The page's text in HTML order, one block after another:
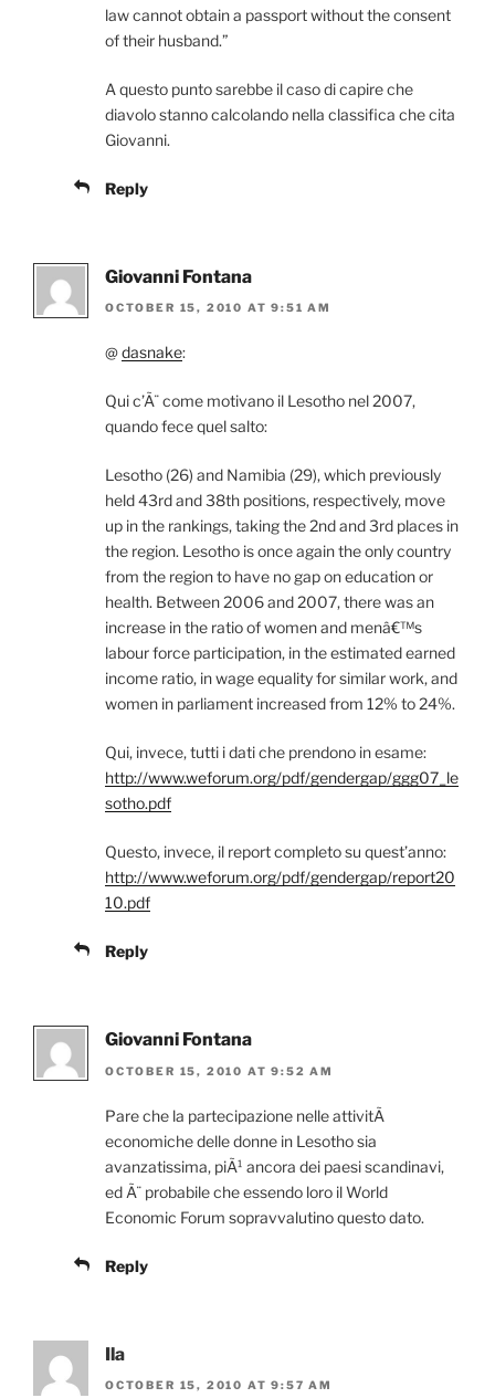
law cannot obtain a passport without the consent
of their husband.”
A questo punto sarebbe il caso di capire che
diavolo stanno calcolando nella classifica che cita
Giovanni.
Reply
Giovanni Fontana
OCTOBER 15, 2010 AT 9:51 AM
@dasnake:
Qui c’Ã¨ come motivano il Lesotho nel 2007,
quando fece quel salto:
Lesotho (26) and Namibia (29), which previously
held 43rd and 38th positions, respectively, move
up in the rankings, taking the 2nd and 3rd places in
the region. Lesotho is once again the only country
from the region to have no gap on education or
health. Between 2006 and 2007, there was an
increase in the ratio of women and menâ€™s
labour force participation, in the estimated earned
income ratio, in wage equality for similar work, and
women in parliament increased from 12% to 24%.
Qui, invece, tutti i dati che prendono in esame:
http://www.weforum.org/pdf/gendergap/ggg07_le
sotho.pdf
Questo, invece, il report completo su quest’anno:
http://www.weforum.org/pdf/gendergap/report20
10.pdf
Reply
Giovanni Fontana
OCTOBER 15, 2010 AT 9:52 AM
Pare che la partecipazione nelle attivitÃ
economiche delle donne in Lesotho sia
avanzatissima, piÃ¹ ancora dei paesi scandinavi,
ed Ã¨ probabile che essendo loro il World
Economic Forum sopravvalutino questo dato.
Reply
Ila
OCTOBER 15, 2010 AT 9:57 AM